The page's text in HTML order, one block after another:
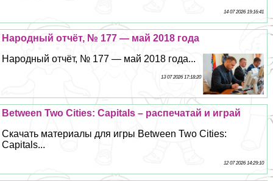
14 07 2026 19:16:41
Народный отчёт, № 177 — май 2018 года
Народный отчёт, № 177 — май 2018 года...
13 07 2026 17:18:20
Between Two Cities: Capitals – распечатай и играй
Скачать материалы для игры Between Two Cities:
Capitals...
12 07 2026 14:29:10